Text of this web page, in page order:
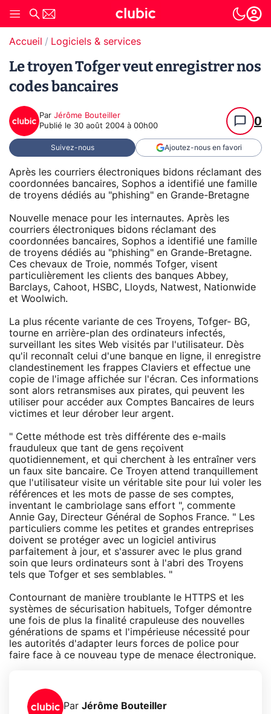
Accueil Logiciels & services
Le troyen Tofger veut enregistrer nos
codes bancaires
Par Jérôme Bouteiller
Publié le 30 août 2004 à 00h00 0
Suivez-nous Ajoutez-nous en favori
Après les courriers électroniques bidons réclamant des
coordonnées bancaires, Sophos a identifié une famille
de troyens dédiés au "phishing" en Grande-Bretagne
Nouvelle menace pour les internautes. Après les
courriers électroniques bidons réclamant des
coordonnées bancaires, Sophos a identifié une famille
de troyens dédiés au "phishing" en Grande-Bretagne.
Ces chevaux de Troie, nommés Tofger, visent
particulièrement les clients des banques Abbey,
Barclays, Cahoot, HSBC, Lloyds, Natwest, Nationwide
et Woolwich.
La plus récente variante de ces Troyens, Tofger- BG,
tourne en arrière-plan des ordinateurs infectés,
surveillant les sites Web visités par l'utilisateur. Dès
qu'il reconnaît celui d'une banque en ligne, il enregistre
clandestinement les frappes Claviers et effectue une
copie de l'image affichée sur l'écran. Ces informations
sont alors retransmises aux pirates, qui peuvent les
utiliser pour accéder aux Comptes Bancaires de leurs
victimes et leur dérober leur argent.
" Cette méthode est très différente des e-mails
frauduleux que tant de gens reçoivent
quotidiennement, et qui cherchent à les entraîner vers
un faux site bancaire. Ce Troyen attend tranquillement
que l'utilisateur visite un véritable site pour lui voler les
références et les mots de passe de ses comptes,
inventant le cambriolage sans effort ", commente
Annie Gay, Directeur Général de Sophos France. " Les
particuliers comme les petites et grandes entreprises
doivent se protéger avec un logiciel antivirus
parfaitement à jour, et s'assurer avec le plus grand
soin que leurs ordinateurs sont à l'abri des Troyens
tels que Tofger et ses semblables. "
Contournant de manière troublante le HTTPS et les
systèmes de sécurisation habituels, Tofger démontre
une fois de plus la finalité crapuleuse des nouvelles
générations de spams et l'impérieuse nécessité pour
les autorités d'adapter leurs forces de police pour
faire face à ce nouveau type de menace électronique.
Par Jérôme Bouteiller